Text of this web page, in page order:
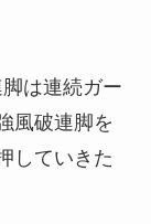
は連続ガー
風破連脚を
していきた